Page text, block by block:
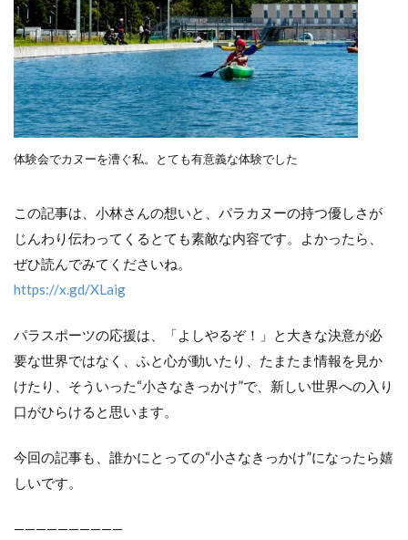
体験会でカヌーを漕ぐ私。とても有意義な体験でした
この記事は、小林さんの想いと、パラカヌーの持つ優しさが
じんわり伝わってくるとても素敵な内容です。よかったら、
ぜひ読んでみてくださいね。
https://x.gd/XLaig
パラスポーツの応援は、「よしやるぞ！」と大きな決意が必
要な世界ではなく、ふと心が動いたり、たまたま情報を見か
けたり、そういった“小さなきっかけ”で、新しい世界への入り
口がひらけると思います。
今回の記事も、誰かにとっての“小さなきっかけ”になったら嬉
しいです。
——————————